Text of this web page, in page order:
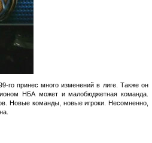
го принес много изменений в лиге. Также он
НБА может и малобюджетная команда.
Новые команды, новые игроки. Несомненно,